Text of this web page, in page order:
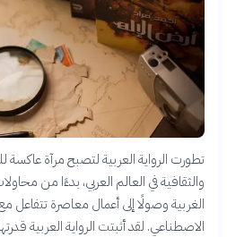
تطورت الرواية العربية لتصبح مرآة عاكسة
والثقافية في العالم العربي، بدءًا من
الغربية وصولًا إلى أعمال معاصرة تتفاعل
الاصطناعي. لقد أثبتت الرواية العربية